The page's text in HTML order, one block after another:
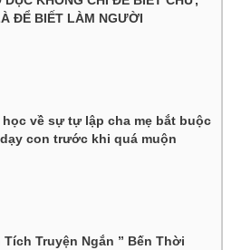
ĐỂ BIẾT LÀM NGƯỜI
học về sự tự lập cha mẹ bắt buộc
con trước khi quá muộn
Tích Truyện Ngắn ” Bến Thời